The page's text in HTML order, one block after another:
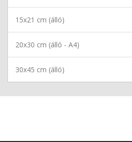
15x21 cm (álló)
20x30 cm (álló - A4)
30x45 cm (álló)